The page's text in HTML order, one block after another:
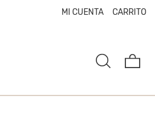
MI CUENTA CARRITO